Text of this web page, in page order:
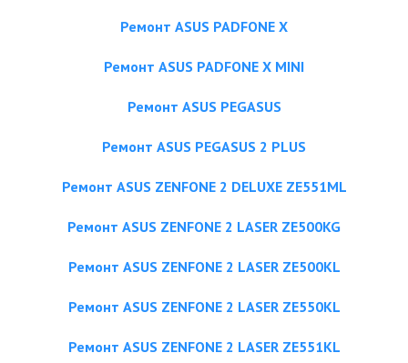
Ремонт ASUS PADFONE X
Ремонт ASUS PADFONE X MINI
Ремонт ASUS PEGASUS
Ремонт ASUS PEGASUS 2 PLUS
Ремонт ASUS ZENFONE 2 DELUXE ZE551ML
Ремонт ASUS ZENFONE 2 LASER ZE500KG
Ремонт ASUS ZENFONE 2 LASER ZE500KL
Ремонт ASUS ZENFONE 2 LASER ZE550KL
Ремонт ASUS ZENFONE 2 LASER ZE551KL